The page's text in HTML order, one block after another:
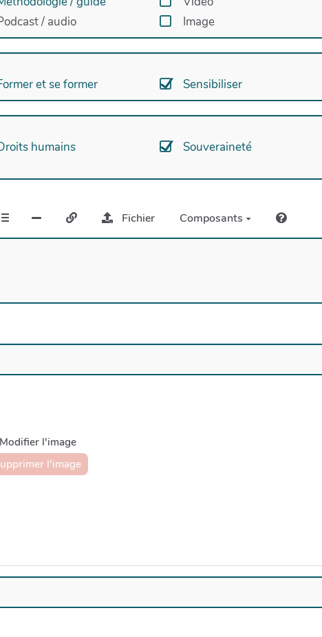
/ audio
Image
et se former Sensibiliser
humains Souveraineté
Fichier Composants
Modifier l'image
l'image